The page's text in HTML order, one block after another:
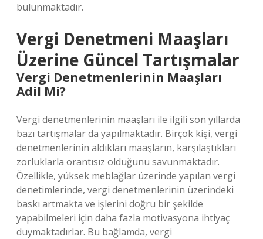
bulunmaktadır.
Vergi Denetmeni Maaşları
Üzerine Güncel Tartışmalar
Vergi Denetmenlerinin Maaşları
Adil Mi?
Vergi denetmenlerinin maaşları ile ilgili son yıllarda
bazı tartışmalar da yapılmaktadır. Birçok kişi, vergi
denetmenlerinin aldıkları maaşların, karşılaştıkları
zorluklarla orantısız olduğunu savunmaktadır.
Özellikle, yüksek meblağlar üzerinde yapılan vergi
denetimlerinde, vergi denetmenlerinin üzerindeki
baskı artmakta ve işlerini doğru bir şekilde
yapabilmeleri için daha fazla motivasyona ihtiyaç
duymaktadırlar. Bu bağlamda, vergi